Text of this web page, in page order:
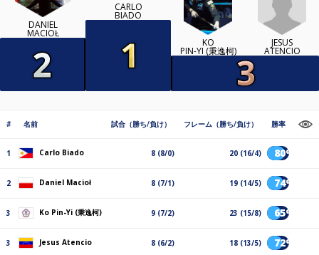
DANIEL
MACIOŁ
CARLO
BIADO
KO
PIN-YI (秉逸柯)
JESUS
ATENCIO
# 名前 試合（勝ち/負け） フレーム（勝ち/負け） 勝率
1 Carlo Biado 8 (8/0) 20 (16/4) 80%
2 Daniel Macioł 8 (7/1) 19 (14/5) 74%
3 Ko Pin-Yi (秉逸柯) 9 (7/2) 23 (15/8) 65%
3 Jesus Atencio 8 (6/2) 18 (13/5) 72%